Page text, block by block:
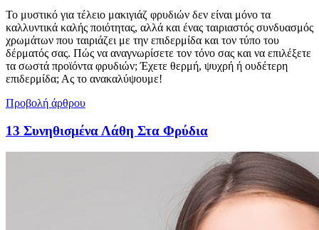
Το μυστικό για τέλειο μακιγιάζ φρυδιών δεν είναι μόνο τα
καλλυντικά καλής ποιότητας, αλλά και ένας ταιριαστός συνδυασμός
χρωμάτων που ταιριάζει με την επιδερμίδα και τον τύπο του
δέρματός σας. Πώς να αναγνωρίσετε τον τόνο σας και να επιλέξετε
τα σωστά προϊόντα φρυδιών; Έχετε θερμή, ψυχρή ή ουδέτερη
επιδερμίδα; Ας το ανακαλύψουμε!
Προβολή άρθρου
13 Συνηθισμένα Λάθη Στα Φρύδια